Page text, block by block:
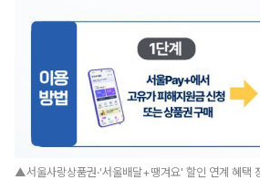
▲서울사랑상품권·'서울배달+땡겨요' 할인 연계 혜택